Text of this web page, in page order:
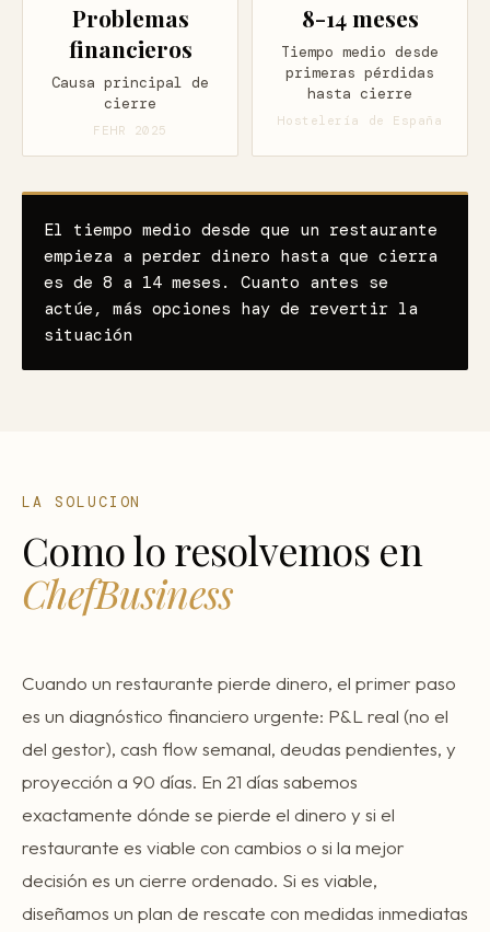
Problemas
financieros
Causa principal de
cierre
FEHR 2025
8-14 meses
Tiempo medio desde
primeras pérdidas
hasta cierre
Hostelería de España
El tiempo medio desde que un restaurante
empieza a perder dinero hasta que cierra
es de 8 a 14 meses. Cuanto antes se
actúe, más opciones hay de revertir la
situación
LA SOLUCION
Como lo resolvemos en
ChefBusiness
Cuando un restaurante pierde dinero, el primer paso
es un diagnóstico financiero urgente: P&L real (no el
del gestor), cash flow semanal, deudas pendientes, y
proyección a 90 días. En 21 días sabemos
exactamente dónde se pierde el dinero y si el
restaurante es viable con cambios o si la mejor
decisión es un cierre ordenado. Si es viable,
diseñamos un plan de rescate con medidas inmediatas